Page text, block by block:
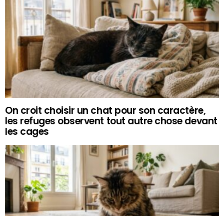
On croit choisir un chat pour son caractère,
les refuges observent tout autre chose devant
les cages